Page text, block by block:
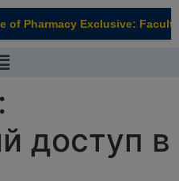
Pharmacy Exclusive: Faculty
доступ в
modal-check